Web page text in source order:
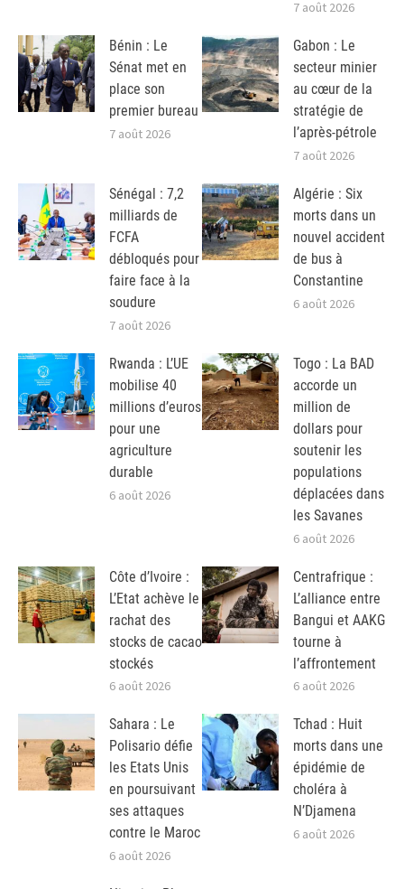
7 août 2026
Bénin : Le
Sénat met en
place son
premier bureau
7 août 2026
Gabon : Le
secteur minier
au cœur de la
stratégie de
l’après-pétrole
7 août 2026
Sénégal : 7,2
milliards de
FCFA
débloqués pour
faire face à la
soudure
7 août 2026
Algérie : Six
morts dans un
nouvel accident
de bus à
Constantine
6 août 2026
Rwanda : L’UE
mobilise 40
millions d’euros
pour une
agriculture
durable
6 août 2026
Togo : La BAD
accorde un
million de
dollars pour
soutenir les
populations
déplacées dans
les Savanes
6 août 2026
Côte d’Ivoire :
L’Etat achève le
rachat des
stocks de cacao
stockés
6 août 2026
Centrafrique :
L’alliance entre
Bangui et AAKG
tourne à
l’affrontement
6 août 2026
Sahara : Le
Polisario défie
les Etats Unis
en poursuivant
ses attaques
contre le Maroc
6 août 2026
Tchad : Huit
morts dans une
épidémie de
choléra à
N’Djamena
6 août 2026